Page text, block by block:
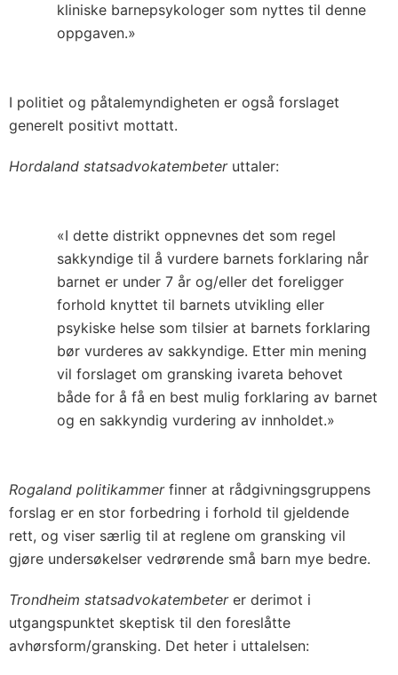
kliniske barnepsykologer som nyttes til denne
oppgaven.»
I politiet og påtalemyndigheten er også forslaget
generelt positivt mottatt.
Hordaland statsadvokatembeteruttaler:
«I dette distrikt oppnevnes det som regel
sakkyndige til å vurdere barnets forklaring når
barnet er under 7 år og/eller det foreligger
forhold knyttet til barnets utvikling eller
psykiske helse som tilsier at barnets forklaring
bør vurderes av sakkyndige. Etter min mening
vil forslaget om gransking ivareta behovet
både for å få en best mulig forklaring av barnet
og en sakkyndig vurdering av innholdet.»
Rogaland politikammerfinner at rådgivningsgruppens
forslag er en stor forbedring i forhold til gjeldende
rett, og viser særlig til at reglene om gransking vil
gjøre undersøkelser vedrørende små barn mye bedre.
Trondheim statsadvokatembeterer derimot i
utgangspunktet skeptisk til den foreslåtte
avhørsform/gransking. Det heter i uttalelsen: